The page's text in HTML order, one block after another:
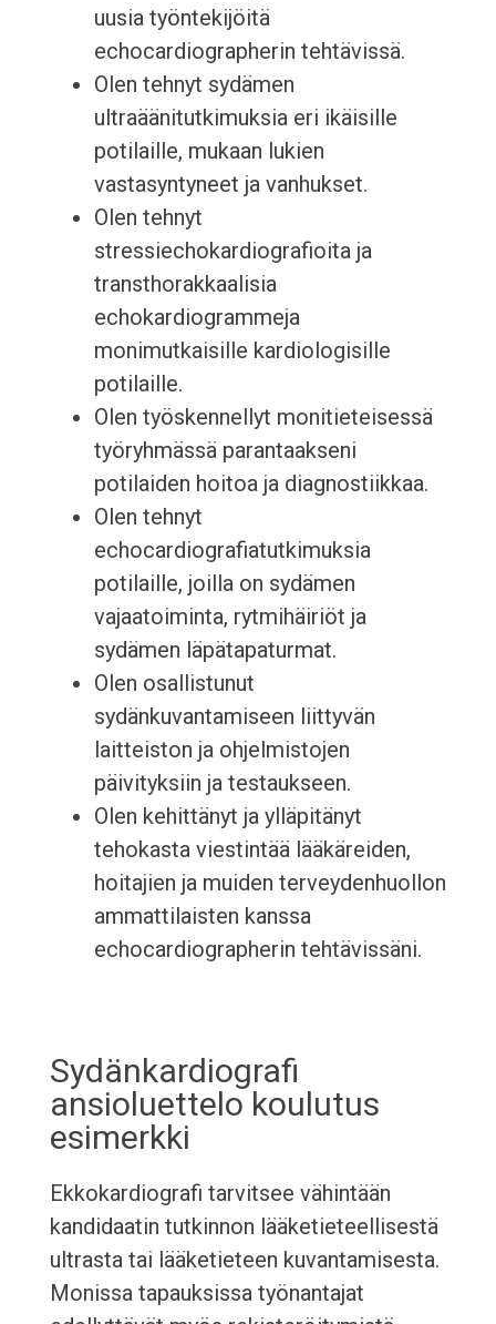
uusia työntekijöitä
echocardiographerin tehtävissä.
Olen tehnyt sydämen
ultraäänitutkimuksia eri ikäisille
potilaille, mukaan lukien
vastasyntyneet ja vanhukset.
Olen tehnyt
stressiechokardiografioita ja
transthorakkaalisia
echokardiogrammeja
monimutkaisille kardiologisille
potilaille.
Olen työskennellyt monitieteisessä
työryhmässä parantaakseni
potilaiden hoitoa ja diagnostiikkaa.
Olen tehnyt
echocardiografiatutkimuksia
potilaille, joilla on sydämen
vajaatoiminta, rytmihäiriöt ja
sydämen läpätapaturmat.
Olen osallistunut
sydänkuvantamiseen liittyvän
laitteiston ja ohjelmistojen
päivityksiin ja testaukseen.
Olen kehittänyt ja ylläpitänyt
tehokasta viestintää lääkäreiden,
hoitajien ja muiden terveydenhuollon
ammattilaisten kanssa
echocardiographerin tehtävissäni.
Sydänkardiografi
ansioluettelo koulutus
esimerkki
Ekkokardiografi tarvitsee vähintään
kandidaatin tutkinnon lääketieteellisestä
ultrasta tai lääketieteen kuvantamisesta.
Monissa tapauksissa työnantajat